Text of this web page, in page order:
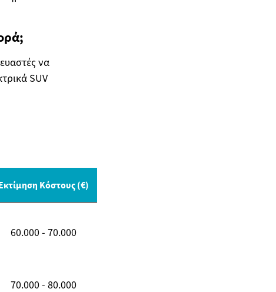
να
SUV
Κόστους (€)
60.000 - 70.000
70.000 - 80.000